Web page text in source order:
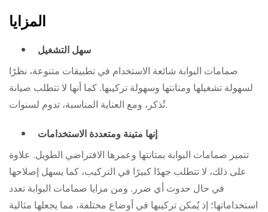
المزايا
سهل التشغيل
صمامات البوابة شائعة الاستخدام في تطبيقات متنوعة، نظرًا
لسهولة تشغيلها ومتانتها وسهولة تركيبها. كما أنها لا تتطلب صيانة
تُذكر، ومع العناية المناسبة، تدوم لسنوات.
إنها متينة ومتعددة الاستخدامات
تتميز صمامات البوابة بمتانتها وعمرها الافتراضي الطويل. علاوة
على ذلك، لا تتطلب جهدًا كبيرًا في التركيب، كما يسهل إصلاحها
في حال حدوث أي ضرر. ومن مزايا صمامات البوابة تعدد
استخداماتها؛ إذ يُمكن تركيبها في أوضاع مختلفة، مما يجعلها مثالية